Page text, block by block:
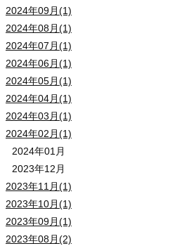
2024年09月(1)
2024年08月(1)
2024年07月(1)
2024年06月(1)
2024年05月(1)
2024年04月(1)
2024年03月(1)
2024年02月(1)
2024年01月
2023年12月
2023年11月(1)
2023年10月(1)
2023年09月(1)
2023年08月(2)
聴できます。
てご参加ください。
の話 賢く備えよう
５月２５日（日
センター ２Ｆ 『 異業種交流スペース
丁目３－３ （ ご来場での参加場所です